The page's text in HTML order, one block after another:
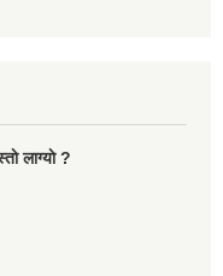
लाग्याे ?